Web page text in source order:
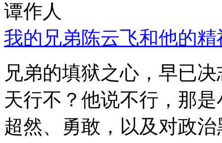
谭作人
我的兄弟陈云飞和他的
兄弟的填狱之心，早已
天行不？他说不行，那
超然、勇敢，以及对政